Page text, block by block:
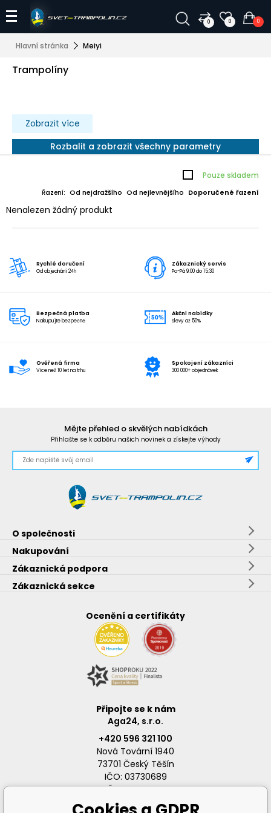
0 0 0
Hlavní stránka Meiyi
Trampolíny
Zobrazit více
Rozbalit a zobrazit všechny parametry
Pouze skladem
Řazení: Od nejdražšího Od nejlevnějšího Doporučené řazení
Nenalezen žádný produkt
Rychlé doručení
Od objednání 24h
Zákaznický servis
Po-Pá 9:00 do 15:30
Bezpečná platba
Nakupujte bezpečně
Akční nabídky
Slevy až 50%
Ověřená firma
Více než 10 let na trhu
Spokojení zákazníci
300 000+ objednávek
Mějte přehled o skvělých nabídkách
Přihlašte se k odběru našich novinek a získejte výhody
O společnosti
Nakupování
Zákaznická podpora
Zákaznická sekce
Ocenění a certifikáty
Připojte se k nám
Aga24, s.r.o.
+420 596 321 100
Nová Tovární 1940
73701 Český Těšín
IČO: 03730689
DIČ: CZ03730689